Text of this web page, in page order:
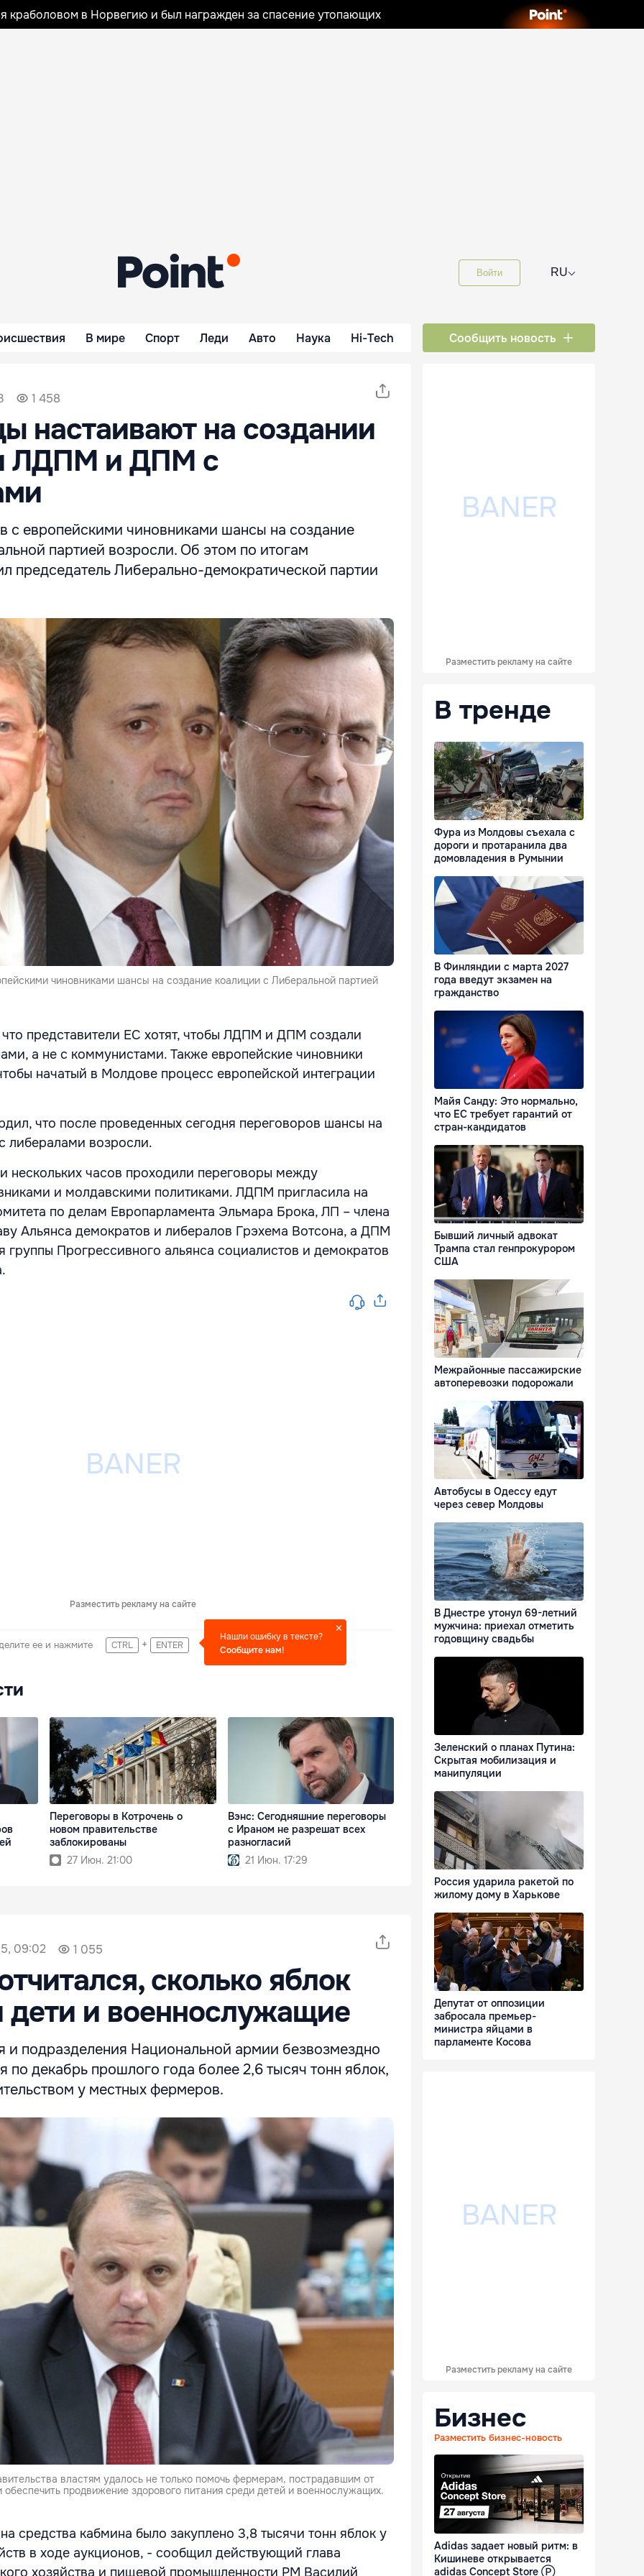
в Норвегию и был награжден за спасение утопающих
Войти RU⌵
В мире Спорт Леди Авто Наука Hi-Tech Сообщить новость
1 458
настаивают на создании
ЛДПМ и ДПМ с
с европейскими чиновниками шансы на создание
партией возросли. Об этом по итогам
председатель Либерально-демократической партии
чиновниками шансы на создание коалиции с Либеральной партией
что представители ЕС хотят, чтобы ЛДПМ и ДПМ создали
а не с коммунистами. Также европейские чиновники
начатый в Молдове процесс европейской интеграции
что после проведенных сегодня переговоров шансы на
либералами возросли.
нескольких часов проходили переговоры между
и молдавскими политиками. ЛДПМ пригласила на
по делам Европарламента Эльмара Брока, ЛП – члена
Альянса демократов и либералов Грэхема Вотсона, а ДПМ
группы Прогрессивного альянса социалистов и демократов
Разместить рекламу на сайте
ее и нажмите CTRL + ENTER
Нашли ошибку в тексте?
Сообщите нам!
Переговоры в Котрочень о
новом правительстве
заблокированы
27 Июн. 21:00
Вэнс: Cегодняшние переговоры
с Ираном не разрешат всех
разногласий
21 Июн. 17:29
09:02 1 055
сколько яблок
дети и военнослужащие
и подразделения Национальной армии безвозмездно
по декабрь прошлого года более 2,6 тысяч тонн яблок,
у местных фермеров.
властям удалось не только помочь фермерам, пострадавшим от
обеспечить продвижение здорового питания среди детей и военнослужащих.
средства кабмина было закуплено 3,8 тысячи тонн яблок у
в ходе аукционов, - сообщил действующий глава
хозяйства и пищевой промышленности РМ Василий
Разместить рекламу на сайте
В тренде
Фура из Молдовы съехала с
дороги и протаранила два
домовладения в Румынии
В Финляндии с марта 2027
года введут экзамен на
гражданство
Майя Санду: Это нормально,
что ЕС требует гарантий от
стран-кандидатов
Бывший личный адвокат
Трампа стал генпрокурором
США
Межрайонные пассажирские
автоперевозки подорожали
Автобусы в Одессу едут
через север Молдовы
В Днестре утонул 69-летний
мужчина: приехал отметить
годовщину свадьбы
Зеленский о планах Путина:
Скрытая мобилизация и
манипуляции
Россия ударила ракетой по
жилому дому в Харькове
Депутат от оппозиции
забросала премьер-
министра яйцами в
парламенте Косова
Разместить рекламу на сайте
Бизнес
Разместить бизнес-новость
Adidas задает новый ритм: в
Кишиневе открывается
adidas Concept Store Ⓟ